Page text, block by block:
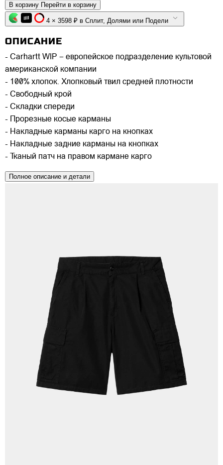
В корзину Перейти в корзину
4 × 3598 ₽ в Сплит, Долями или Подели
ОПИСАНИЕ
- Carhartt WIP – европейское подразделение культовой
американской компании
- 100% хлопок. Хлопковый твил средней плотности
- Свободный крой
- Складки спереди
- Прорезные косые карманы
- Накладные карманы карго на кнопках
- Накладные задние карманы на кнопках
- Тканый патч на правом кармане карго
Полное описание и детали